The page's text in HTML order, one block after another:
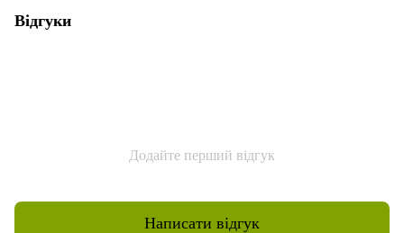
Відгуки
Додайте перший відгук
Написати відгук